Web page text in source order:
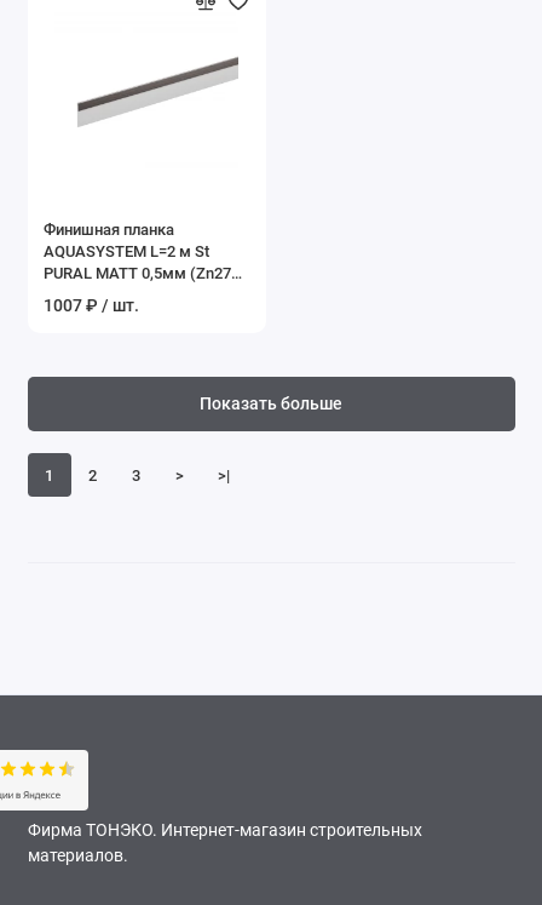
Финишная планка
AQUASYSTEM L=2 м St
PURAL MATT 0,5мм (Zn275)
1007 ₽ / шт.
1 2 3 > >|
Показать больше
Фирма ТОНЭКО. Интернет-магазин строительных
материалов.